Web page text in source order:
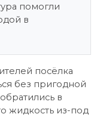
помогли
в
посёлка
без пригодной
в
жидкость из-под